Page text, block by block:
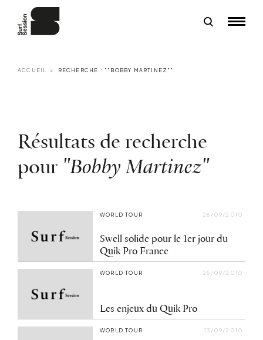
ACCUEIL RECHERCHE : ""BOBBY MARTINEZ""
Résultats de recherche
pour "Bobby Martinez"
WORLD TOUR 26/09/2010
Swell solide pour le 1er jour du
Quik Pro France
WORLD TOUR 25/09/2010
Les enjeux du Quik Pro
WORLD TOUR 13/09/2010